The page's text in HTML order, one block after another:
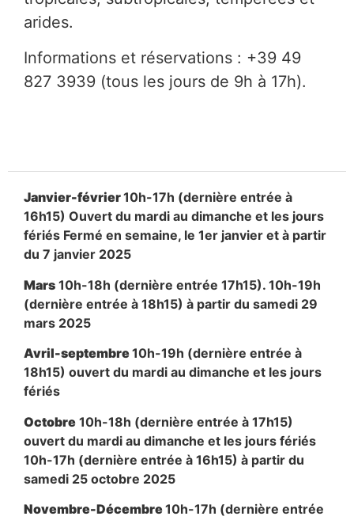
arides.
Informations et réservations : +39 49
827 3939 (tous les jours de 9h à 17h).
Janvier-février10h-17h (dernière entrée à
16h15) Ouvert du mardi au dimanche et les jours
fériés Fermé en semaine, le 1er janvier et à partir
du 7 janvier 2025
Mars 10h-18h (dernière entrée 17h15). 10h-19h
(dernière entrée à 18h15) à partir du samedi 29
mars 2025
Avril-septembre10h-19h (dernière entrée à
18h15) ouvert du mardi au dimanche et les jours
fériés
Octobre 10h-18h (dernière entrée à 17h15)
ouvert du mardi au dimanche et les jours fériés
10h-17h (dernière entrée à 16h15) à partir du
samedi 25 octobre 2025
Novembre-Décembre10h-17h (dernière entrée